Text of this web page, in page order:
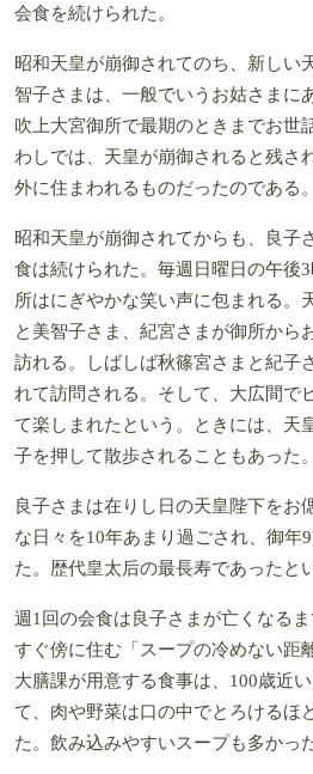
会食を続けられた。
昭和天皇が崩御されてのち、新しい
智子さまは、一般でいうお姑さまに
吹上大宮御所で最期のときまでお世
わしでは、天皇が崩御されると残さ
外に住まわれるものだったのである。
昭和天皇が崩御されてからも、良子
食は続けられた。毎週日曜日の午後
所はにぎやかな笑い声に包まれる。
と美智子さま、紀宮さまが御所から
訪れる。しばしば秋篠宮さまと紀子
れて訪問される。そして、大広間で
て楽しまれたという。ときには、天
子を押して散歩されることもあった。
良子さまは在りし日の天皇陛下をお
な日々を10年あまり過ごされ、御年
た。歴代皇太后の最長寿であったと
週1回の会食は良子さまが亡くなる
すぐ傍に住む「スープの冷めない距
大膳課が用意する食事は、100歳近
て、肉や野菜は口の中でとろけるほ
た。飲み込みやすいスープも多かっ